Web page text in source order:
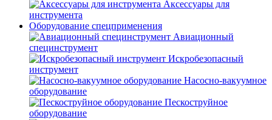
Аксессуары для
инструмента
Оборудование спецприменения
Авиационный
специнструмент
Искробезопасный
инструмент
Насосно-вакуумное
оборудование
Пескоструйное
оборудование